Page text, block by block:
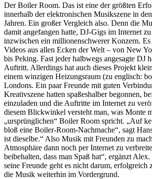
Der Boiler Room. Das ist eine der größten
innerhalb der elektronischen Musikszene in
Jahren. Ein großer Vergleich also. Denn die
damit angefangen hatte, DJ-Gigs im Internet
inzwischen ein millionenschwerer Konzern.
Videos aus allen Ecken der Welt – von New
bis Peking. Fast jeder halbwegs angesagte DJ
Auftritt. Allerdings hat auch dieses Projekt
einem winzigen Heizungsraum (zu englisch:
Londons. Ein paar Freunde mit guten
Kreativszene hatten spaßeshalber begonnen,
einzuladen und die Auftritte im Internet zu
diesem Blickwinkel versteht man, was Monte
„ursprünglichen“ Boiler Room spricht. „Auf
bloß eine Boiler-Room-Nachmache“, sagt
ist dieselbe.“ Also Musik mit Freunden zu
Atmosphäre dann noch per Internet zu
beibehalten, dass man Spaß hat“, ergänzt
seine Freunde geht es nicht darum, erfolgreich
die Musik weiterhin im Vordergrund.